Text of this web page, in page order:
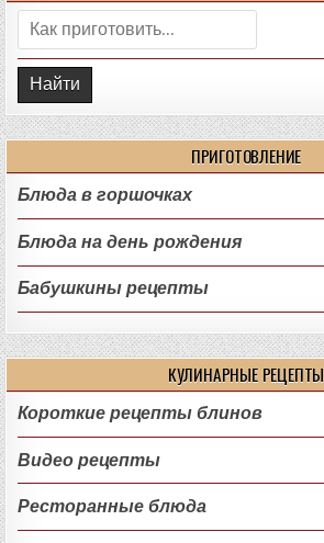
Поиск:
ПРИГОТОВЛЕНИЕ
Блюда в горшочках
Блюда на день рождения
Бабушкины рецепты
КУЛИНАРНЫЕ РЕЦЕПТЫ
Короткие рецепты блинов
Видео рецепты
Ресторанные блюда